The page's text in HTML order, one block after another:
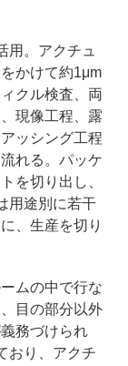
。アクチュ
かけて約1μm
クル検査、両
現像工程、露
ッシング工程
れる。パッケ
を切り出し、
用途別に若干
、生産を切り
ムの中で行な
目の部分以外
務づけられ
おり、アクチ